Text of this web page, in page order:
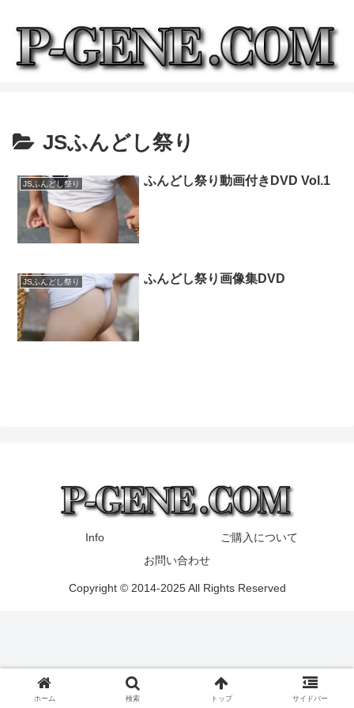
JSふんどし祭り
JSふんどし祭り ふんどし祭り動画付きDVD Vol.1
JSふんどし祭り ふんどし祭り画像集DVD
Info
ご購入について
お問い合わせ
Copyright © 2014-2025 All Rights Reserved
ホーム 検索 トップ サイドバー